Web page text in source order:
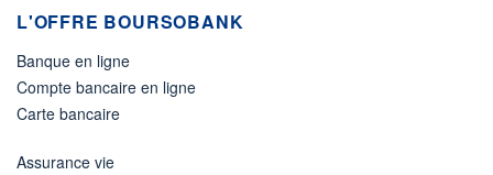
L'OFFRE BOURSOBANK
Banque en ligne
Compte bancaire en ligne
Carte bancaire
Assurance vie